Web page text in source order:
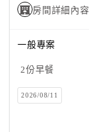
理
員
戶
房間詳細內容
一般專案
2份早餐
2026/08/11